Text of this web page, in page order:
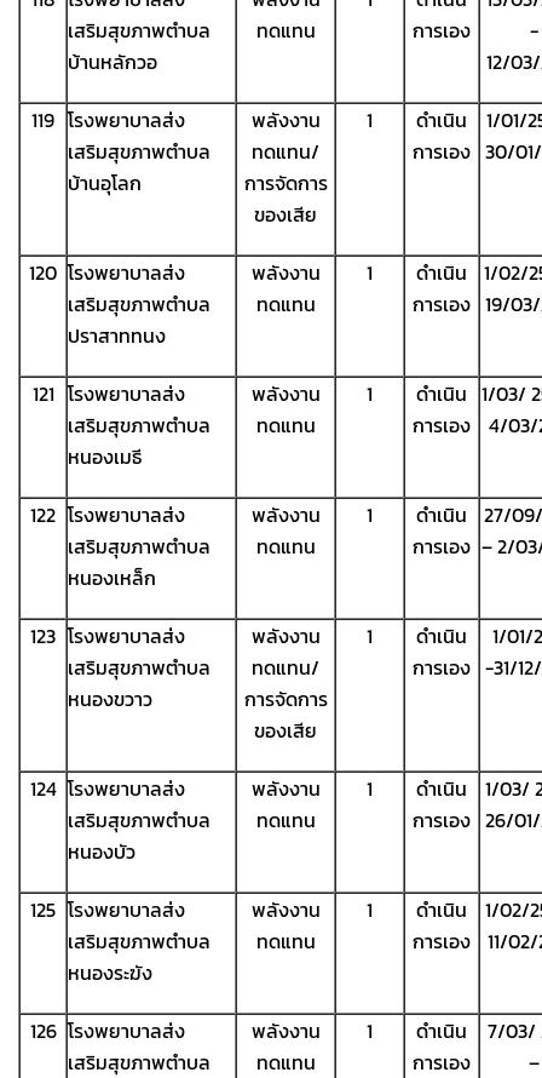
เสริมสุขภาพตำบล
บ้านหลักวอ
ทดแทน
การเอง
-
12/
119 โรงพยาบาลส่ง
เสริมสุขภาพตำบล
บ้านอุโลก
พลังงาน
ทดแทน/
การจัดการ
ของเสีย
1
ดำเนิน
การเอง
1/01/
30/
120 โรงพยาบาลส่ง
เสริมสุขภาพตำบล
ปราสาททนง
พลังงาน
ทดแทน
1
ดำเนิน
การเอง
1/02/
19/
121 โรงพยาบาลส่ง
เสริมสุขภาพตำบล
หนองเมธี
พลังงาน
ทดแทน
1
ดำเนิน
การเอง
1/03/
4/03/
122 โรงพยาบาลส่ง
เสริมสุขภาพตำบล
หนองเหล็ก
พลังงาน
ทดแทน
1
ดำเนิน
การเอง
27/
– 2/
123 โรงพยาบาลส่ง
เสริมสุขภาพตำบล
หนองขวาว
พลังงาน
ทดแทน/
การจัดการ
ของเสีย
1
ดำเนิน
การเอง
1/01/
-31/
124 โรงพยาบาลส่ง
เสริมสุขภาพตำบล
หนองบัว
พลังงาน
ทดแทน
1
ดำเนิน
การเอง
1/03/
26/
125 โรงพยาบาลส่ง
เสริมสุขภาพตำบล
หนองระฆัง
พลังงาน
ทดแทน
1
ดำเนิน
การเอง
1/02/
11/
126 โรงพยาบาลส่ง
เสริมสุขภาพตำบล
พลังงาน
ทดแทน
1
ดำเนิน
การเอง
7/03/
–